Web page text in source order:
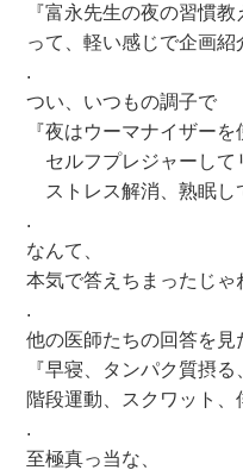
『富永先生の夜の習慣教
って、軽い感じで企画紹
.
つい、いつもの調子で
『夜はウーマナイザーを
セルフプレジャーして
ストレス解消、熟眠し
.
なんて、
本気で答えちまったじゃ
.
他の医師たちの回答を見
『早寝、タンパク質摂る
階段運動、スクワット、
.
至極真っ当な、